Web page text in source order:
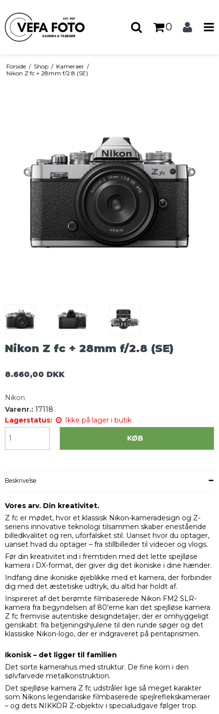
0
Forside / Shop / Kameraer /
Nikon Z fc + 28mm f/2.8 (SE)
Nikon Z fc + 28mm f/2.8 (SE)
8.660,00 DKK
Nikon
Varenr.: 17118
Lagerstatus:
Ikke på lager i butik
KØB
Beskrivelse
Vores arv. Din kreativitet.
Z fc er mødet, hvor et klassisk Nikon-kameradesign og Z-
seriens innovative teknologi tilsammen skaber enestående
billedkvalitet og ren, uforfalsket stil. Uanset hvor du optager,
uanset hvad du optager – fra stillbilleder til videoer og vlogs.
Før din kreativitet ind i fremtiden med det lette spejlløse
kamera i DX-format, der giver dig det ikoniske i dine hænder.
Indfang dine ikoniske øjeblikke med et kamera, der forbinder
dig med det æstetiske udtryk, du altid har holdt af.
Inspireret af det berømte filmbaserede Nikon FM2 SLR-
kamera fra begyndelsen af 80'erne kan det spejlløse kamera
Z fc fremvise autentiske designdetaljer, der er omhyggeligt
genskabt: fra betjeningshjulene til den runde søger og det
klassiske Nikon-logo, der er indgraveret på pentaprismen.
Ikonisk – det ligger til familien
Det sorte kamerahus med struktur. De fine korn i den
sølvfarvede metalkonstruktion.
Det spejlløse kamera Z fc udstråler lige så meget karakter
som Nikons legendariske filmbaserede spejlreflekskameraer
– og dets NIKKOR Z-objektiv i specialudgave følger trop.